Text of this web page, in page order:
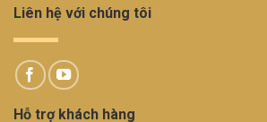
Liên hệ với chúng tôi
Hỗ trợ khách hàng